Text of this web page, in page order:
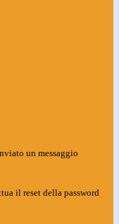
un messaggio
il reset della password